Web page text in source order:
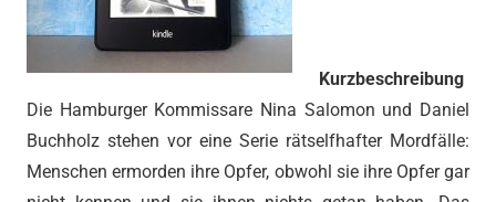
Kurzbeschreibung
Die Hamburger Kommissare Nina Salomon und Daniel
Buchholz stehen vor eine Serie rätselfhafter Mordfälle:
Menschen ermorden ihre Opfer, obwohl sie ihre Opfer gar